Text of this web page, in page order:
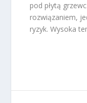
pod płytą
rozwiązaniem,
ryzyk. Wysoka